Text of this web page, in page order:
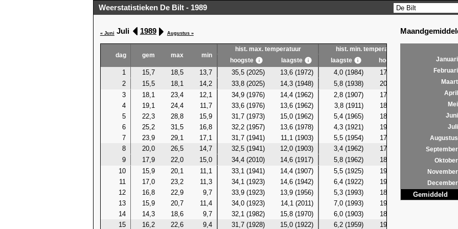
Weerstatistieken De Bilt - 1989
« Juni Juli 1989 Augustus »
dag gem max min
hist. max. temperatuur hist. min. temperatuur
hist.
hoogste
laagste laagste hoogste laagste
1 15,7 18,5 13,7 35,5 (2025) 13,6 (1972) 4,0 (1984) 17,2 (1992) 10,9
2
15,5 18,1 14,2 33,8 (2025) 14,3 (1948) 5,8 (1938) 20,5 (2010) 10,8
3
18,1 23,4 12,1 34,9 (1976) 14,4 (1962) 2,8 (1907) 17,7 (2009) 10,8
4
19,1 24,4 11,7 33,6 (1976) 13,6 (1962) 3,8 (1911) 18,4 (1991) 10,7
5
22,3 28,8 15,9 31,7 (1973) 15,0 (1962) 5,4 (1965) 18,1 (2006) 11,6
6
25,2 31,5 16,8 32,2 (1957) 13,6 (1978) 4,3 (1921) 19,3 (2001) 10,9
7
23,9 29,1 17,1 31,7 (1941) 11,1 (1903) 5,5 (1954) 17,7 (2001) 10,5
8
20,0 26,5 14,7 32,5 (1941) 12,0 (1903) 3,4 (1962) 17,5 (1991) 11,0
9
17,9 22,0 15,0 34,4 (2010) 14,6 (1917) 5,8 (1962) 18,2 (1941) 11,6
10
15,9 20,1 11,1 33,1 (1941) 14,4 (1907) 5,5 (1925) 19,8 (1923) 11,9
11
17,0 23,2 11,3 34,1 (1923) 14,6 (1942) 6,4 (1922) 19,9 (1941) 11,6
12
16,8 22,9 9,7 33,9 (1923) 13,9 (1956) 5,3 (1993) 18,7 (1923) 11,3
13
15,9 20,7 11,4 34,0 (1923) 14,1 (2011) 7,0 (1993) 19,4 (1912)
14
14,3 18,6 9,7 32,1 (1982) 15,8 (1970) 6,0 (1903) 18,2 (1967)
15
16,2 22,6 9,4 31,7 (1928) 15,0 (1922) 6,2 (1959) 19,0 (1945)
Januari
Februari
Maart
April
Mei
Juni
Juli
Augustus
September
Oktober
November
December
Gemiddeld